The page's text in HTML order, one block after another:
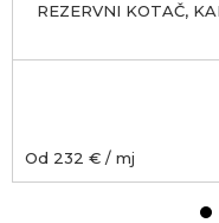
REZERVNI KOTAČ,
Od 232 € / mj